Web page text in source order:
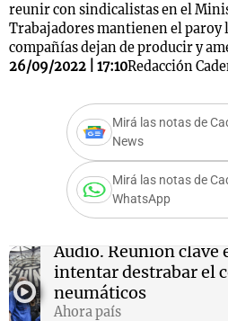
reunir con sindicalistas en el
Trabajadores mantienen el paroy
compañías dejan de producir y
26/09/2022 | 17:10Redacción
Mirá las notas de
News
Mirá las notas de
WhatsApp
Audio. Reunión clave
intentar destrabar el
neumáticos
Ahora país